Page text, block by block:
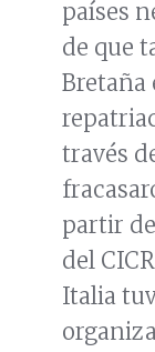
países
de que
Bretaña
través
partir
del
Italia